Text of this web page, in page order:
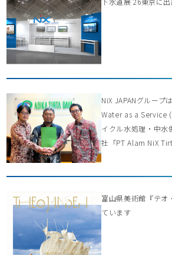
NiX JAPANグループ
Water as a Service
イクル水処理・中水
社「PT Alam NiX
富山県美術館『テオ
ています